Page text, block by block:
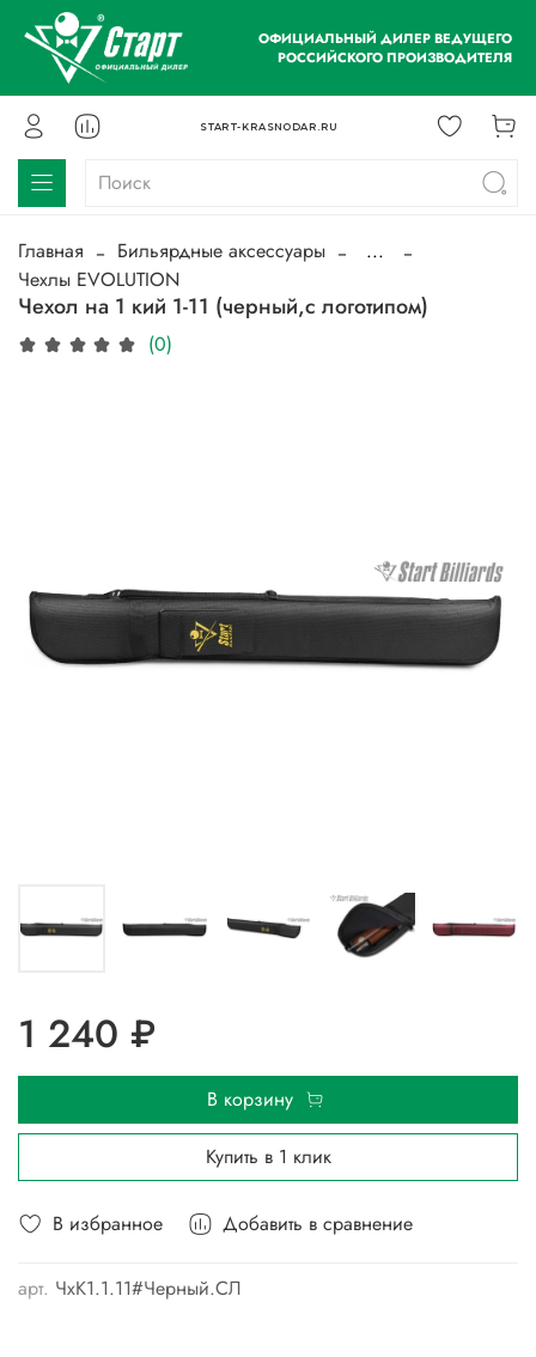
ОФИЦИАЛЬНЫЙ ДИЛЕР ВЕДУЩЕГО
РОССИЙСКОГО ПРОИЗВОДИТЕЛЯ
START-KRASNODAR.RU
Главная Бильярдные аксессуары
...
Чехлы EVOLUTION
Чехол на 1 кий 1-11 (черный,с логотипом)
(0)
В избранное Добавить в сравнение
арт. ЧхК1.1.11#Черный.СЛ
1 240 ₽
В корзину
Купить в 1 клик